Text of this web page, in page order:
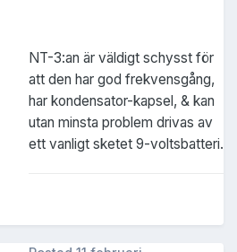
NT-3:an är väldigt schysst för
att den har god frekvensgång,
har kondensator-kapsel, & kan
utan minsta problem drivas av
ett vanligt sketet 9-voltsbatteri.